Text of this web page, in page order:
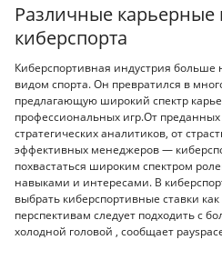
Различные карьерные
киберспорта
Киберспортивная индустрия
видом спорта.Он превратился в
предлагающую широкий спектр
профессиональных игр.От
стратегических аналитиков, от
эффективных менеджеров —
похвастаться широким спектром
навыками и интересами. В
выбрать киберспортивные ставки
перспективам следует подходить с
холодной головой , сообщает